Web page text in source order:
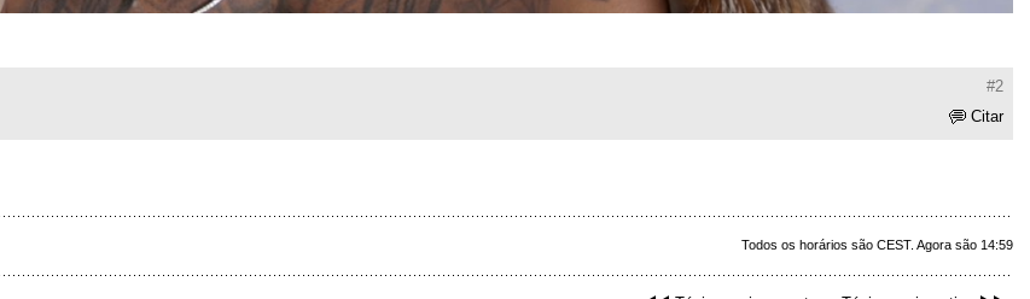
#2
Citar
Todos os horários são CEST. Agora são 14:59